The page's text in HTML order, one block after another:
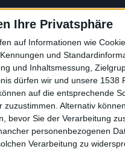
Ihre Privatsphäre
auf Informationen wie
und
und Inhaltsmessung,
dürfen wir und unsere 1538
auf die entsprechende
Alternativ
bevor Sie der Verarbeitung
personenbezogenen
Verarbeitung zu